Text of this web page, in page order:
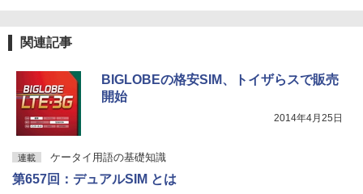
関連記事
BIGLOBEの格安SIM、トイザらスで販売
開始
2014年4月25日
連載 ケータイ用語の基礎知識
第657回：デュアルSIM とは